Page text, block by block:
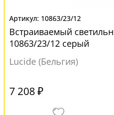
10863/23/12
Встраиваемый
10863/23/12 серый
Lucide (Бельгия)
7 208 ₽